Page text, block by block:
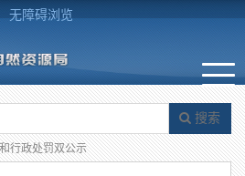
无障碍浏览
搜索
行政处罚双公示